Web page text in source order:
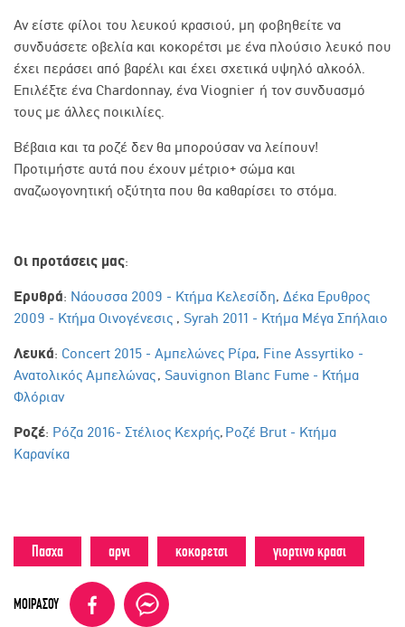
Αν είστε φίλοι του λευκού κρασιού, μη φοβηθείτε να
συνδυάσετε οβελία και κοκορέτσι με ένα πλούσιο λευκό που
έχει περάσει από βαρέλι και έχει σχετικά υψηλό αλκοόλ.
Επιλέξτε ένα Chardonnay, ένα Viognier ή τον συνδυασμό
τους με άλλες ποικιλίες.
Βέβαια και τα ροζέ δεν θα μπορούσαν να λείπουν!
Προτιμήστε αυτά που έχουν μέτριο+ σώμα και
αναζωογονητική οξύτητα που θα καθαρίσει το στόμα.
Οι προτάσεις μας:
Ερυθρά: Νάουσσα 2009 - Κτήμα Κελεσίδη, Δέκα Ερυθρος
2009 - Κτήμα Οινογένεσις , Syrah 2011 - Κτήμα Μέγα Σπήλαιο
Λευκά: Concert 2015 - Αμπελώνες Ρίρα, Fine Assyrtiko -
Ανατολικός Αμπελώνας, Sauvignon Blanc Fume - Κτήμα
Φλόριαν
Ροζέ: Ρόζα 2016- Στέλιος Κεχρής, Ροζέ Brut - Κτήμα
Καρανίκα
Πασχα αρνι κοκορετσι γιορτινο κρασι
ΜΟΙΡΑΣΟΥ